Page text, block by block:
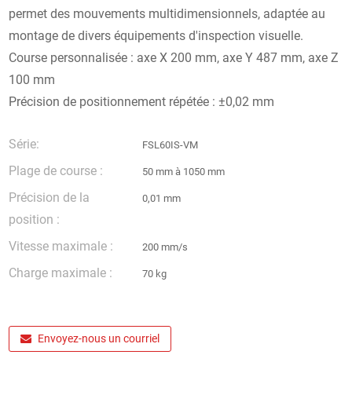
permet des mouvements multidimensionnels, adaptée au
montage de divers équipements d'inspection visuelle.
Course personnalisée : axe X 200 mm, axe Y 487 mm, axe Z
100 mm
Précision de positionnement répétée : ±0,02 mm
Série: FSL60IS-VM
Plage de course : 50 mm à 1050 mm
Précision de la
position :
0,01 mm
Vitesse maximale : 200 mm/s
Charge maximale : 70 kg
Envoyez-nous un courriel